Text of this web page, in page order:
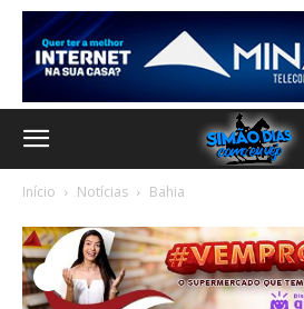
Início Notícias Bahia